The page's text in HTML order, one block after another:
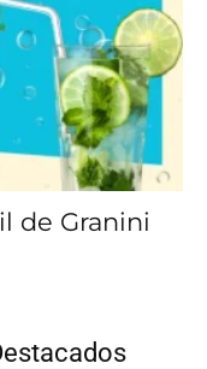
de Granini